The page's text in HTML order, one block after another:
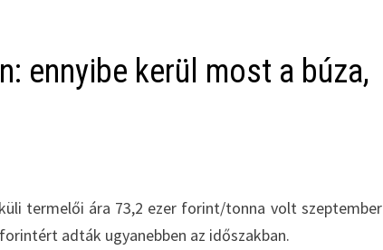
ennyibe kerül most a búza,
termelői ára 73,2 ezer forint/tonna volt szeptember
adták ugyanebben az időszakban.